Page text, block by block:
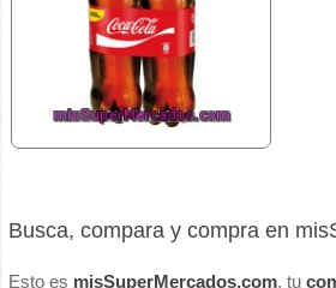
Busca, compara y compra en
Esto es misSuperMercados.com, tu